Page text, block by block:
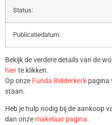
Status:
Publicatiedatum:
Bekijk de verdere details van de
hierte klikken.
Op onze Funda Ridderkerk pagina
staan.
Heb je hulp nodig bij de aankoop
dan onze makelaar pagina.